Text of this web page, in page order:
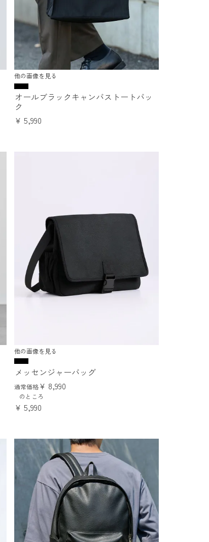
他の画像を見る
オールブラックキャンバストートバッ
ク
¥ 5,990
他の画像を見る
メッセンジャーバッグ
通常価格¥ 8,990
のところ
¥ 5,990